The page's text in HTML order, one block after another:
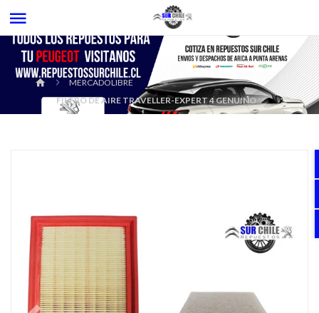
MERCADOLIBRE
FILTRO DE AIRE TRAVELLER-EXPERT 4 GENUINO